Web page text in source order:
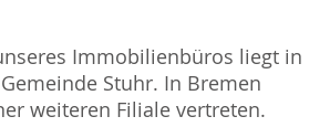
Immobilienbüros liegt in
Stuhr. In Bremen
weiteren Filiale vertreten.